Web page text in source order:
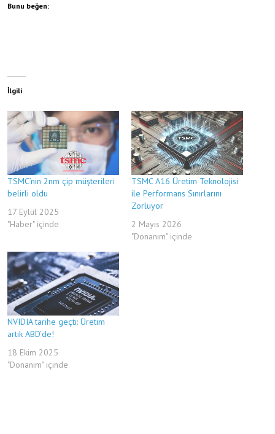
Bunu beğen:
İlgili
TSMC’nin 2nm çip müşterileri
belirli oldu
17 Eylül 2025
"Haber" içinde
TSMC A16 Üretim Teknolojisi
ile Performans Sınırlarını
Zorluyor
2 Mayıs 2026
"Donanım" içinde
NVIDIA tarihe geçti: Üretim
artık ABD’de!
18 Ekim 2025
"Donanım" içinde